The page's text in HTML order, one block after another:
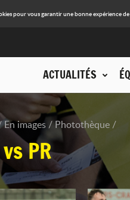
pour vous garantir une bonne expérience
ACTUALITÉS
En images Photothèque
PR